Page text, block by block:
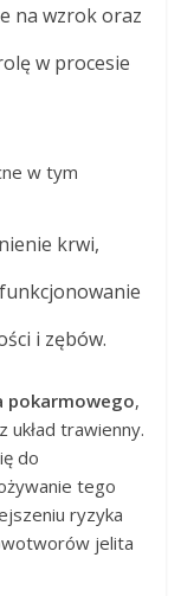
na wzrok oraz
w procesie
w tym
krwi,
i zębów.
pokarmowego,
układ trawienny.
do
tego
ryzyka
jelita